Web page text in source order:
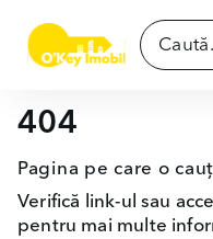
404
Pagina pe care o
Verifică link-ul sau
pentru mai multe